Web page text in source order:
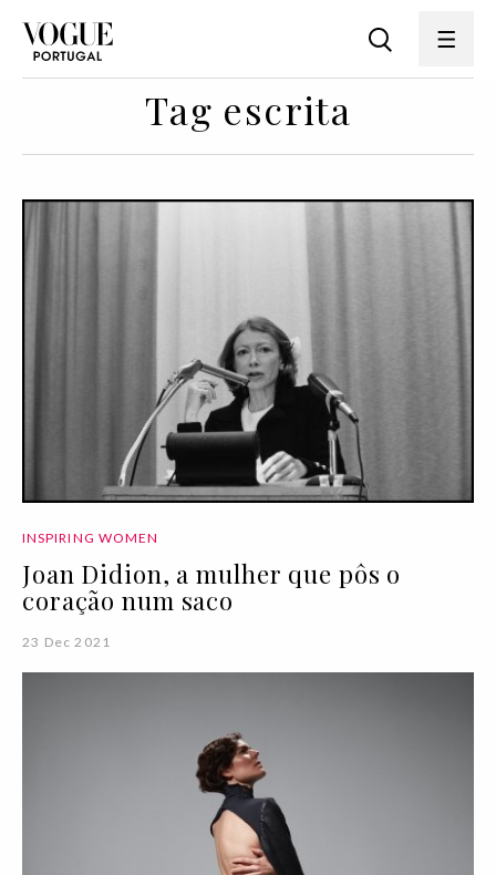
Tag escrita
INSPIRING WOMEN
Joan Didion, a mulher que pôs o
coração num saco
23 Dec 2021